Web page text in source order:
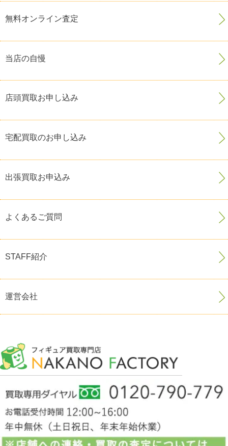
無料オンライン査定
当店の自慢
店頭買取お申し込み
宅配買取のお申し込み
出張買取お申込み
よくあるご質問
STAFF紹介
運営会社